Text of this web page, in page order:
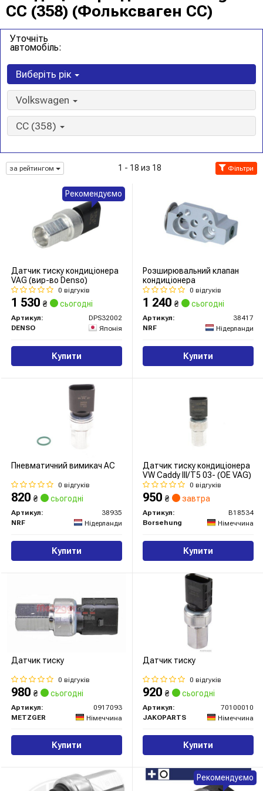
CC (358) (Фольксваген CC)
Уточніть
автомобіль:
Виберіть рік
Volkswagen
CC (358)
за рейтингом 1 - 18 из 18 Фільтри
Датчик тиску кондиціонера
VAG (вир-во Denso)
0 відгуків
1 530 ₴ сьогодні
Артикул:
DPS32002
DENSO
Японія
Купити
Рекомендуємо
Розширювальний клапан
кондиціонера
0 відгуків
1 240 ₴ сьогодні
Артикул:
38417
NRF
Нідерланди
Купити
Пневматичний вимикач AC
0 відгуків
820 ₴ сьогодні
Артикул:
38935
NRF
Нідерланди
Купити
Датчик тиску кондиціонера
VW Caddy III/T5 03- (OE VAG)
0 відгуків
950 ₴ завтра
Артикул:
B18534
Borsehung
Німеччина
Купити
Датчик тиску
0 відгуків
980 ₴ сьогодні
Артикул:
0917093
METZGER
Німеччина
Купити
Датчик тиску
0 відгуків
920 ₴ сьогодні
Артикул:
70100010
JAKOPARTS
Німеччина
Купити
Рекомендуємо